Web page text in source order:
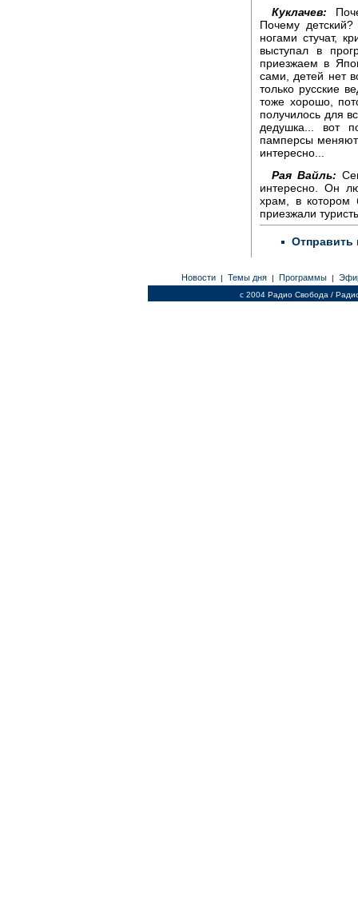
Куклачев:
Почему
ногами стучат,
выступал в
приезжаем в
сами, детей нет
только русские
тоже хорошо,
получилось для
дедушка... вот
памперсы
интересно...
Рая Вайль:
интересно. Он
храм, в котором
приезжали
Отправить
Новости | Темы дня | Программы |
c 2004 Радио Свобода /